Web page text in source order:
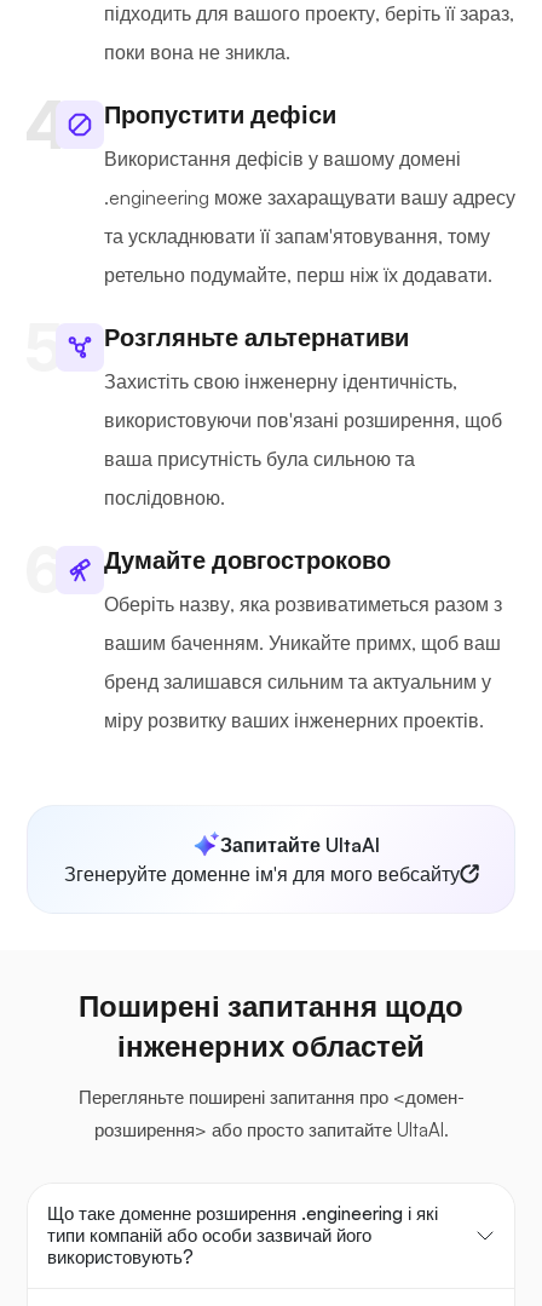
підходить для вашого проекту, беріть її зараз,
поки вона не зникла.
Пропустити дефіси
Використання дефісів у вашому домені
.engineering може захаращувати вашу адресу
та ускладнювати її запам'ятовування, тому
ретельно подумайте, перш ніж їх додавати.
Розгляньте альтернативи
Захистіть свою інженерну ідентичність,
використовуючи пов'язані розширення, щоб
ваша присутність була сильною та
послідовною.
Думайте довгостроково
Оберіть назву, яка розвиватиметься разом з
вашим баченням. Уникайте примх, щоб ваш
бренд залишався сильним та актуальним у
міру розвитку ваших інженерних проектів.
Запитайте UltaAI
Згенеруйте доменне ім'я для мого вебсайту
Поширені запитання щодо
інженерних областей
Перегляньте поширені запитання про <домен-
розширення> або просто запитайте UltaAI.
Що таке доменне розширення .engineering і які
типи компаній або особи зазвичай його
використовують?